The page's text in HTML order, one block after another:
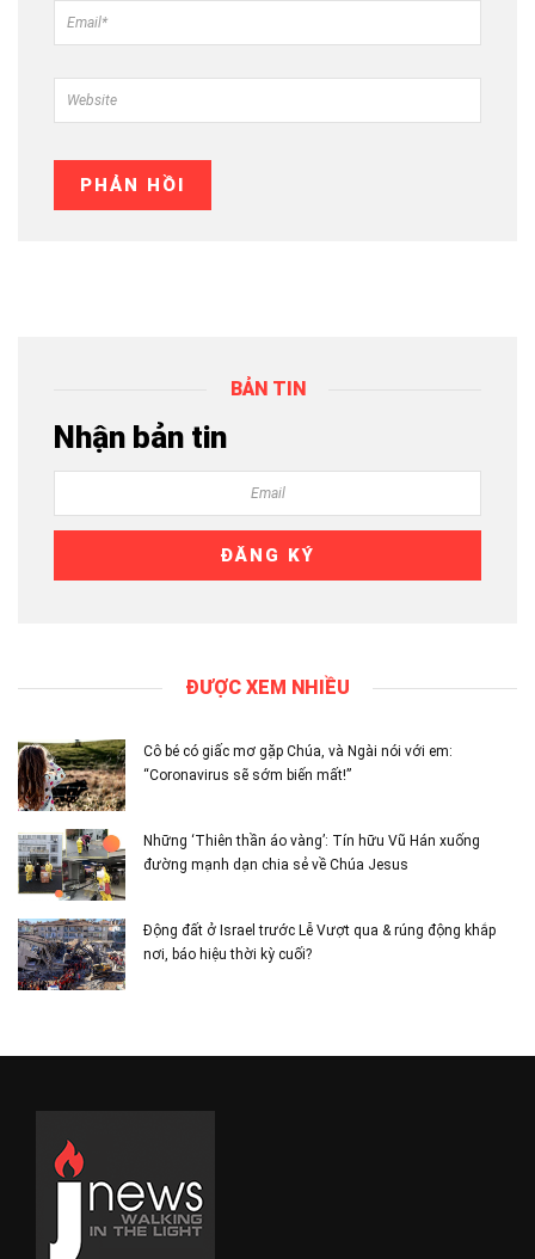
BẢN TIN
Nhận bản tin
ĐƯỢC XEM NHIỀU
Cô bé có giấc mơ gặp Chúa, và Ngài nói với em:
“Coronavirus sẽ sớm biến mất!”
Những ‘Thiên thần áo vàng’: Tín hữu Vũ Hán xuống
đường mạnh dạn chia sẻ về Chúa Jesus
Động đất ở Israel trước Lễ Vượt qua & rúng động khắp
nơi, báo hiệu thời kỳ cuối?